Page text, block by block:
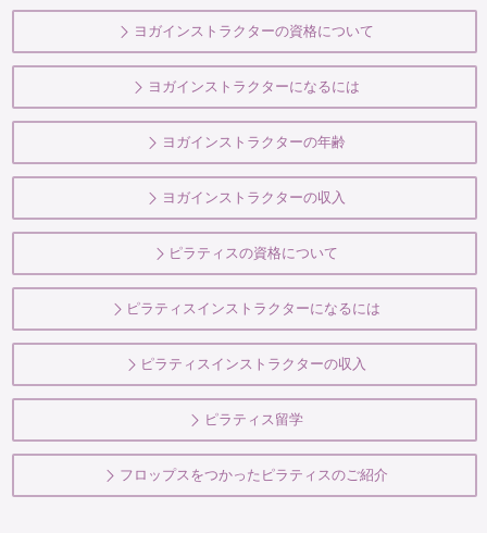
ヨガインストラクターの資格について
ヨガインストラクターになるには
ヨガインストラクターの年齢
ヨガインストラクターの収入
ピラティスの資格について
ピラティスインストラクターになるには
ピラティスインストラクターの収入
ピラティス留学
フロップスをつかったピラティスのご紹介